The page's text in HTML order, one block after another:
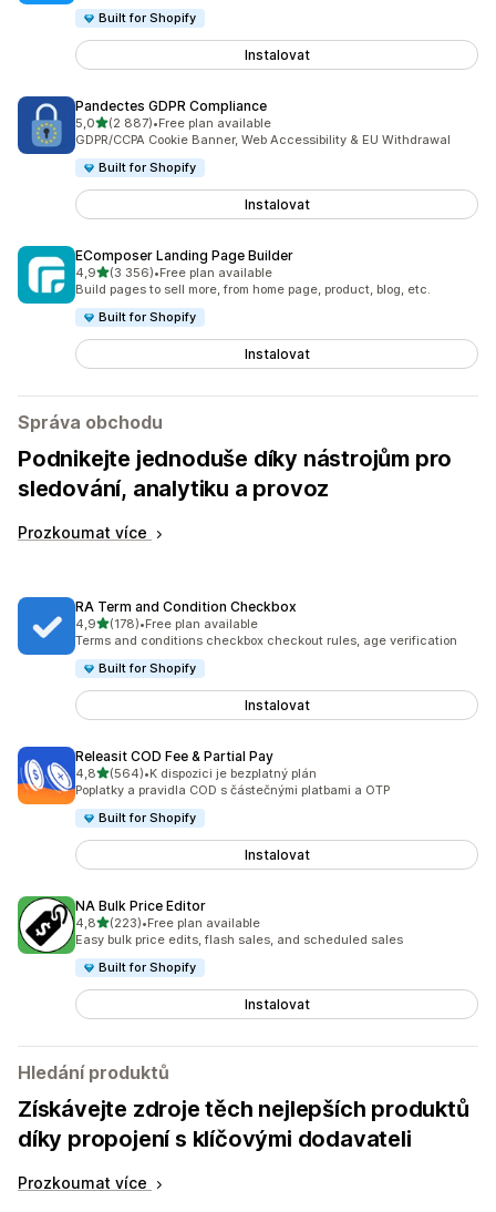
Built for Shopify
Instalovat
Pandectes GDPR Compliance
5,0z 5 hvězd
(2 887)
Celkový počet recenzí: 2887
•Free plan available
GDPR/CCPA Cookie Banner, Web Accessibility & EU Withdrawal
Built for Shopify
Instalovat
EComposer Landing Page Builder
4,9z 5 hvězd
(3 356)
Celkový počet recenzí: 3356
•Free plan available
Build pages to sell more, from home page, product, blog, etc.
Built for Shopify
Instalovat
Správa obchodu
Podnikejte jednoduše díky nástrojům pro
sledování, analytiku a provoz
Prozkoumat více
RA Term and Condition Checkbox
4,9z 5 hvězd
(178)
Celkový počet recenzí: 178
•Free plan available
Terms and conditions checkbox checkout rules, age verification
Built for Shopify
Instalovat
Releasit COD Fee & Partial Pay
4,8z 5 hvězd
(564)
Celkový počet recenzí: 564
•K dispozici je bezplatný plán
Poplatky a pravidla COD s částečnými platbami a OTP
Built for Shopify
Instalovat
NA Bulk Price Editor
4,8z 5 hvězd
(223)
Celkový počet recenzí: 223
•Free plan available
Easy bulk price edits, flash sales, and scheduled sales
Built for Shopify
Instalovat
Hledání produktů
Získávejte zdroje těch nejlepších produktů
díky propojení s klíčovými dodavateli
Prozkoumat více